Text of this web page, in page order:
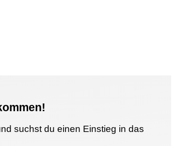
suchst du einen Einstieg in das